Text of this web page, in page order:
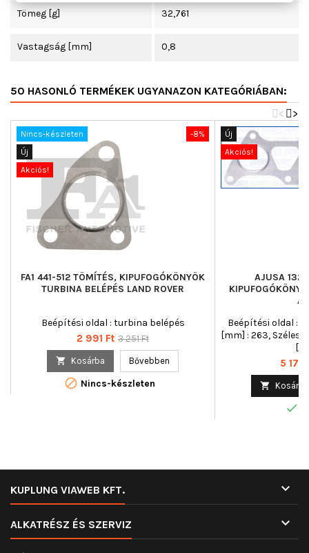
Tömeg [g] 32,761
Vastagság [mm] 0,8
50 HASONLÓ TERMÉKEK UGYANAZON KATEGÓRIÁBAN:
>
<
-8%
Nincs-készleten
Új
Akciós!
FA1 441-512 TÖMÍTÉS, KIPUFOGÓKÖNYÖK
TURBINA BELÉPÉS LAND ROVER
Beépítési oldal : turbina belépés
Ár
2 991 Ft Normál
3 251 Ft
 Kosárba Bővebben
 Nincs-készleten
Új
Akciós!
AJUSA
Beépítési oldal :
[mm] : 263,
Ár
5 172
 Kosárba

KUPLUNG VIAWEB KFT. 
ALKATRÉSZ ÉS SZERVIZ 